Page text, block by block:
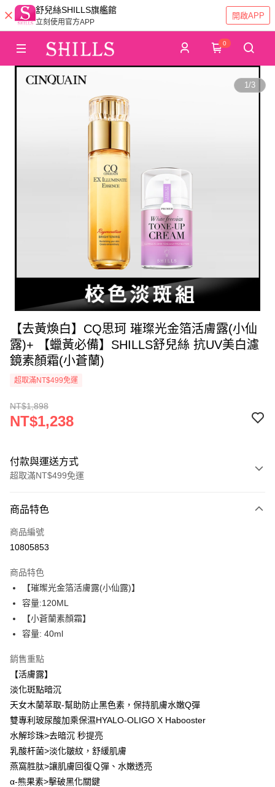
舒兒絲SHILLS旗艦館
立刻使用官方APP
開啟APP
0
1/3
【去黃煥白】CQ思珂 璀璨光金箔活膚露(小仙
露)+ 【蠟黃必備】SHILLS舒兒絲 抗UV美白濾
鏡素顏霜(小蒼蘭)
超取滿NT$499免運
NT$1,898
NT$1,238
付款與運送方式
超取滿NT$499免運
信用卡一次付款
超商取貨付款
Apple Pay
街口支付
悠遊付
ATM付款
全家取貨付款
每筆NT$85，滿NT$499(含以上)免運費
付款後全家取貨
7-11取貨付款
商品特色
商品編號
10805853
商品特色
【璀璨光金箔活膚露(小仙露)】
容量:120ML
【小蒼蘭素顏霜】
容量: 40ml
銷售重點
【活膚露】
淡化斑點暗沉
天女木蘭萃取-幫助防止黑色素，保持肌膚水嫩Q彈
雙專利玻尿酸加乘保濕HYALO-OLIGO X Habooster
水解珍珠>去暗沉 秒提亮
乳酸杆菌>淡化皺紋，舒緩肌膚
燕窩胜肽>讓肌膚回復Ｑ彈、水嫩透亮
α-熊果素>擊破黑化關鍵